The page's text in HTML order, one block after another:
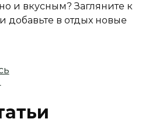
и вкусным? Загляните к
добавьте в отдых новые